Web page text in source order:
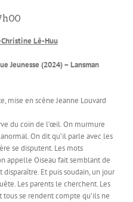
Lê-Huu
Jeunesse (2024) – Lansman
mise en scène Jeanne Louvard
du coin de l’œil. On murmure
On dit qu’il parle avec les
se disputent. Les mots
appelle Oiseau fait semblant de
disparaître. Et puis soudain, un jour
Les parents le cherchent. Les
se rendent compte qu’ils ne